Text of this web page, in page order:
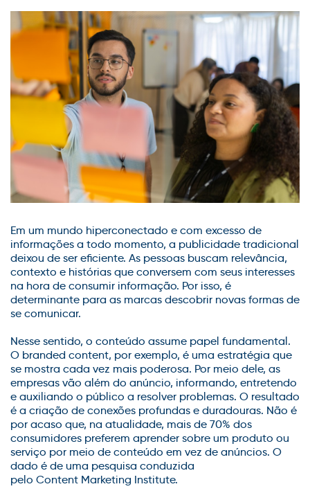
Em um mundo hiperconectado e com excesso de
informações a todo momento, a publicidade tradicional
deixou de ser eficiente. As pessoas buscam relevância,
contexto e histórias que conversem com seus interesses
na hora de consumir informação. Por isso, é
determinante para as marcas descobrir novas formas de
se comunicar.
Nesse sentido, o conteúdo assume papel fundamental.
O branded content, por exemplo, é uma estratégia que
se mostra cada vez mais poderosa. Por meio dele, as
empresas vão além do anúncio, informando, entretendo
e auxiliando o público a resolver problemas. O resultado
é a criação de conexões profundas e duradouras. Não é
por acaso que, na atualidade, mais de 70% dos
consumidores preferem aprender sobre um produto ou
serviço por meio de conteúdo em vez de anúncios. O
dado é de uma pesquisa conduzida
pelo Content Marketing Institute.